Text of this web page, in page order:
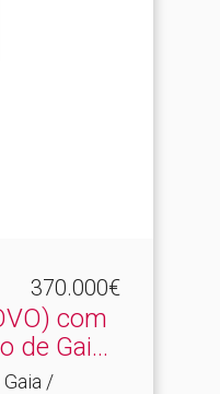
370.000€
com
de Gai.​..
/